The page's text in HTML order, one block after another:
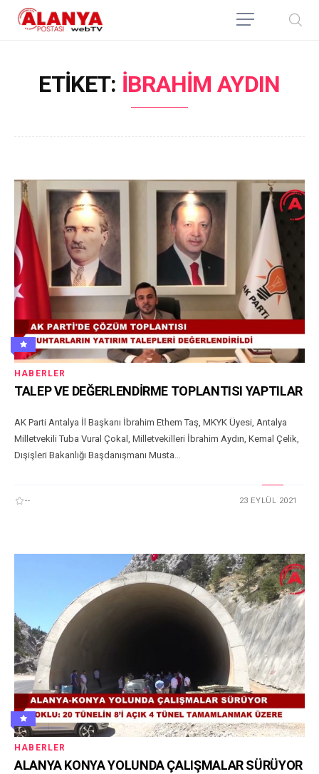
ETIKET: IBRAHIM AYDIN
HABERLER
TALEP VE DEĞERLENDİRME TOPLANTISI YAPTILAR
AK Parti Antalya İl Başkanı İbrahim Ethem Taş, MKYK Üyesi, Antalya
Milletvekili Tuba Vural Çokal, Milletvekilleri İbrahim Aydın, Kemal Çelik,
Dışişleri Bakanlığı Başdanışmanı Musta...
-- 23 EYLÜL 2021
HABERLER
ALANYA KONYA YOLUNDA ÇALIŞMALAR SÜRÜYOR